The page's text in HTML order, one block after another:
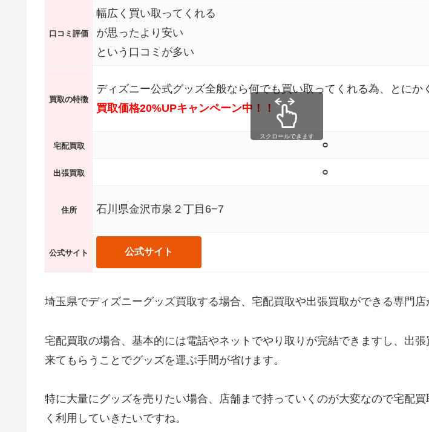
口コミ評価
幅広く買い取ってくれる
が思ったより安い
という口コミが多い
買取の特徴
ディズニー公式グッズ全般なら何でも買い取ってくれる為、とにか
買取価格20%UPキャンペーン中！！
宅配買取 ⚪︎
出張買取 ⚪︎
住所 石川県金沢市泉２丁目6−7
公式サイト 公式サイト
スクロールできます
埼玉県でディズニーグッズ買取する場合、宅配買取や出張買取ができる専門店
宅配買取の場合、基本的には電話やネットでやり取りが完結できますし、出
来てもらうことでグッズを運ぶ手間が省けます。
特に大量にグッズを売りたい場合、店舗まで持っていくのが大変なので宅配買
く利用していきたいですね。